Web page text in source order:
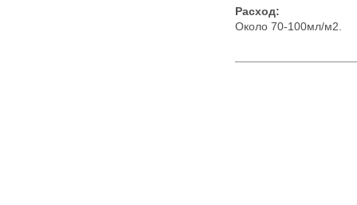
Расход:
Около 70-100мл/м2.